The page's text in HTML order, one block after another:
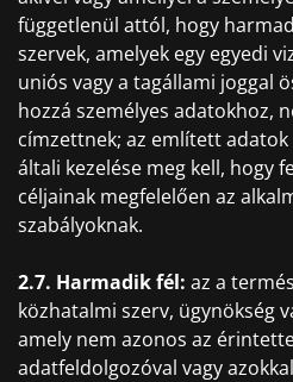
függetlenül attól, hogy
szervek, amelyek egy egyedi
uniós vagy a tagállami joggal
hozzá személyes adatokhoz,
címzettnek; az említett
általi kezelése meg kell, hogy
céljainak megfelelően az
szabályoknak.
2.7. Harmadik fél: az a
közhatalmi szerv, ügynökség
amely nem azonos az
adatfeldolgozóval vagy